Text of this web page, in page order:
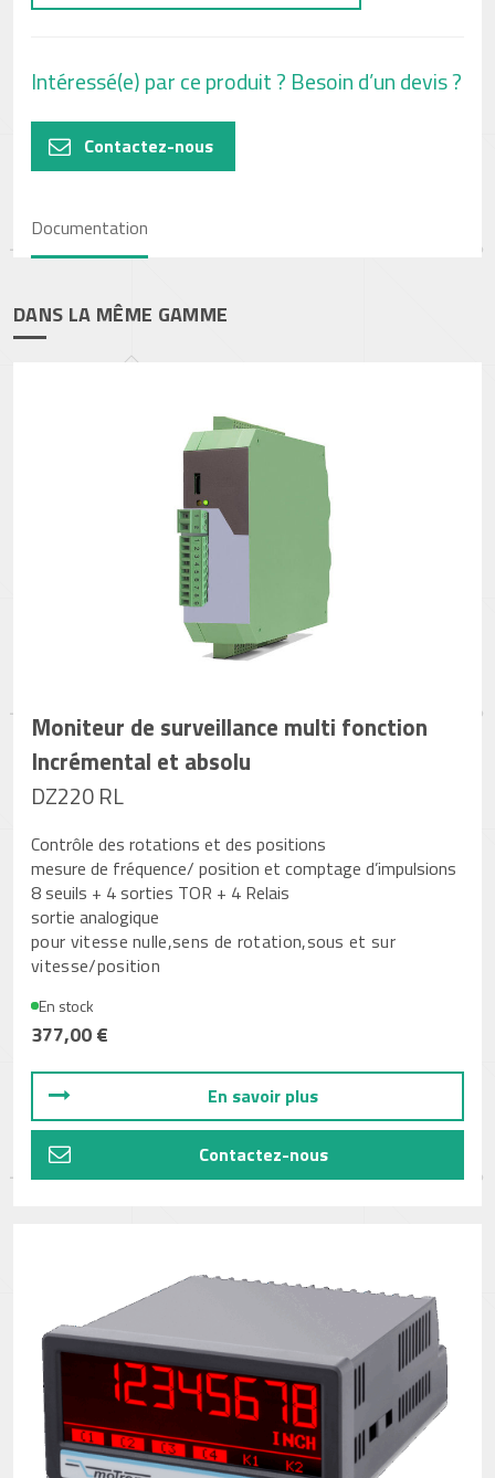
Intéressé(e) par ce produit ? Besoin d’un devis ?
Contactez-nous
Documentation
DANS LA MÊME GAMME
Moniteur de surveillance multi fonction
Incrémental et absolu
DZ220 RL
Contrôle des rotations et des positions
mesure de fréquence/ position et comptage d’impulsions
8 seuils + 4 sorties TOR + 4 Relais
sortie analogique
pour vitesse nulle,sens de rotation,sous et sur
vitesse/position
En stock
377,00 €
En savoir plus
Contactez-nous